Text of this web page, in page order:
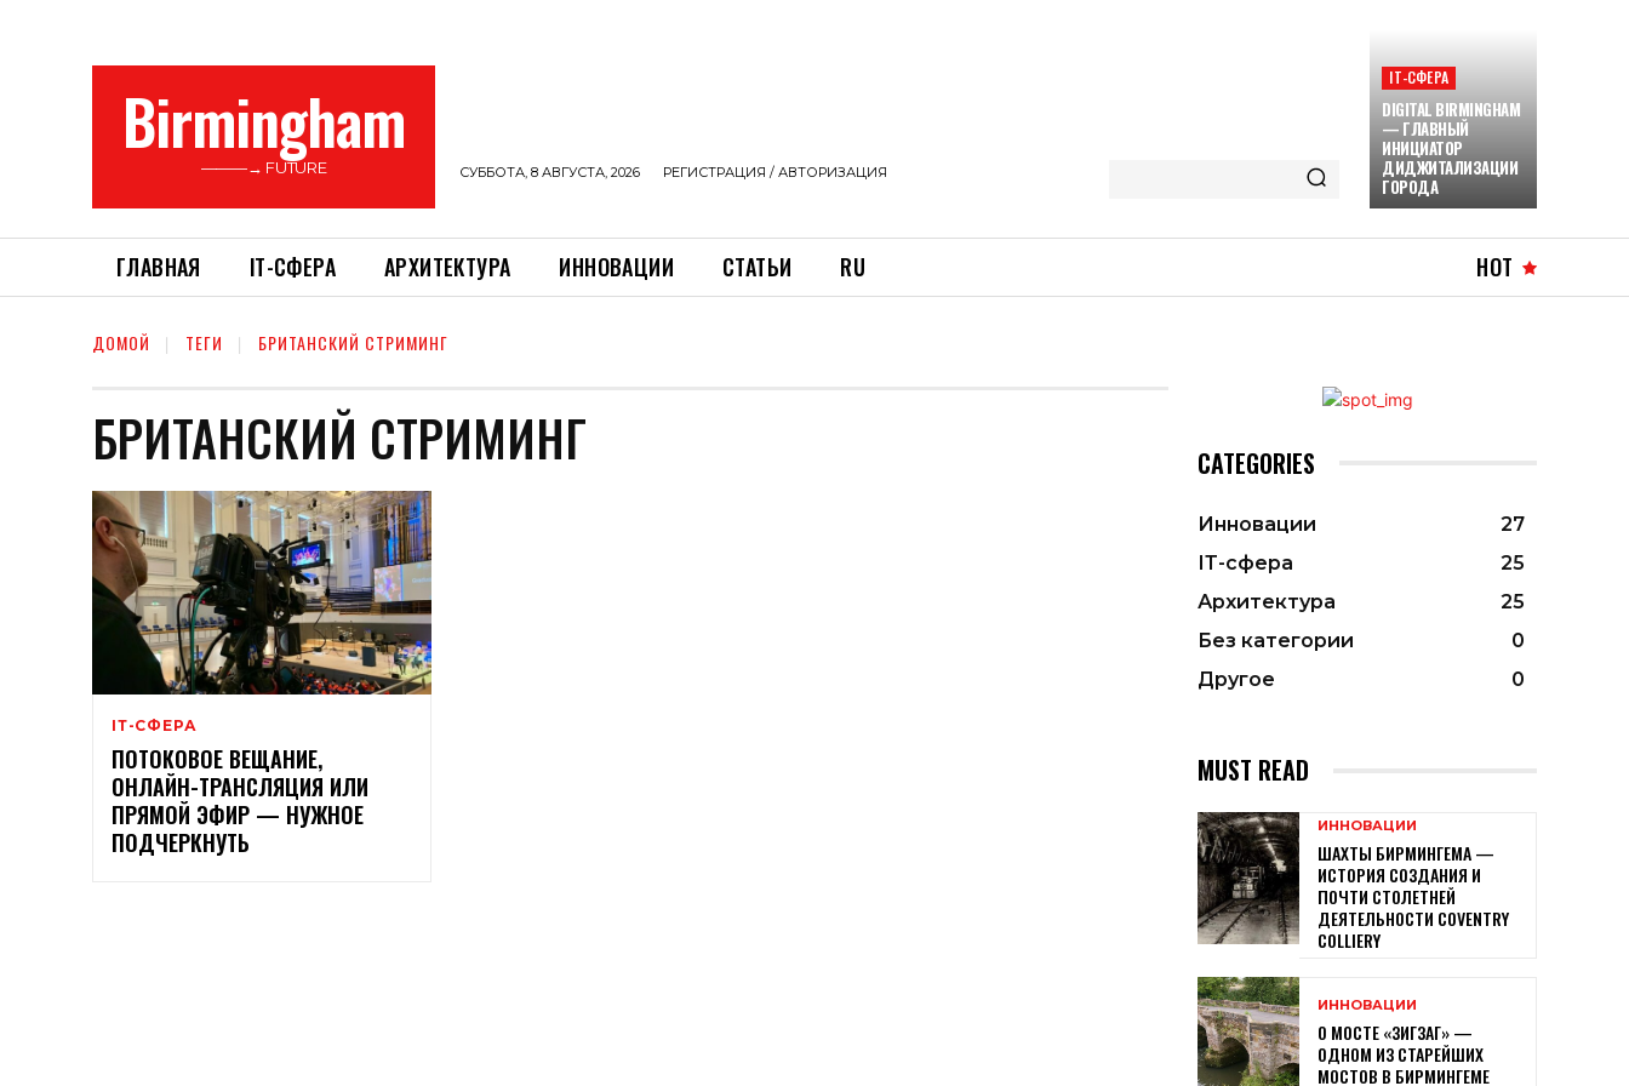
Birmingham
———→ FUTURE СУББОТА, 8 АВГУСТА, 2026 РЕГИСТРАЦИЯ / АВТОРИЗАЦИЯ
ІТ-СФЕРА
DIGITAL BIRMINGHAM
— ГЛАВНЫЙ
ИНИЦИАТОР
ДИДЖИТАЛИЗАЦИИ
ГОРОДА
ГЛАВНАЯ ІТ-СФЕРА АРХИТЕКТУРА ИННОВАЦИИ СТАТЬИ RU HOT
ДОМОЙ ТЕГИ БРИТАНСКИЙ СТРИМИНГ
БРИТАНСКИЙ СТРИМИНГ
ІТ-СФЕРА
ПОТОКОВОЕ ВЕЩАНИЕ,
ОНЛАЙН-ТРАНСЛЯЦИЯ ИЛИ
ПРЯМОЙ ЭФИР — НУЖНОЕ
ПОДЧЕРКНУТЬ
CATEGORIES
Инновации
27
ІТ-сфера
25
Архитектура
25
Без категории
0
Другое
0
MUST READ
ИННОВАЦИИ
ШАХТЫ БИРМИНГЕМА —
ИСТОРИЯ СОЗДАНИЯ И
ПОЧТИ СТОЛЕТНЕЙ
ДЕЯТЕЛЬНОСТИ COVENTRY
COLLIERY
ИННОВАЦИИ
О МОСТЕ «ЗИГЗАГ» —
ОДНОМ ИЗ СТАРЕЙШИХ
МОСТОВ В БИРМИНГЕМЕ